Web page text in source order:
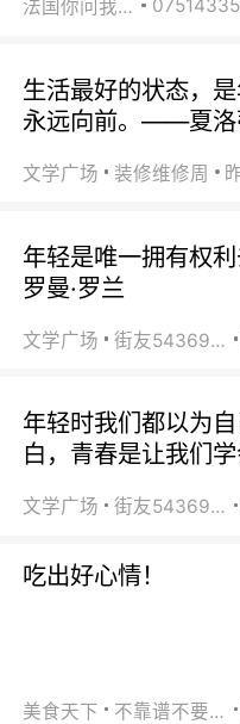
法国你问我答
生活最好的状态，
永远向前。——夏洛
文学广场 装修维修周
年轻是唯一拥有权
罗曼·罗兰
文学广场 街友54369822
年轻时我们都以为
白，青春是让我们
文学广场 街友54369822
吃出好心情！
美食天下 不靠谱不要联系